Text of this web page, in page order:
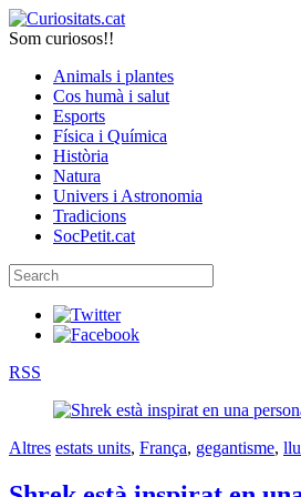
Som curiosos!!
Animals i plantes
Cos humà i salut
Esports
Física i Química
Història
Natura
Univers i Astronomia
Tradicions
SocPetit.cat
RSS
Altres estats units, França, gegantisme,